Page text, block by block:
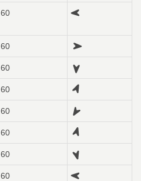
60
60
60
60
60
60
60
60